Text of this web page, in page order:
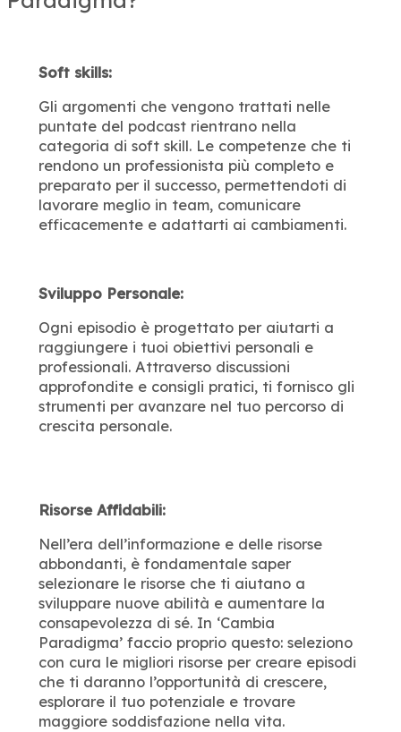
Soft skills:
Gli argomenti che vengono trattati nelle
puntate del podcast rientrano nella
categoria di soft skill. Le competenze che ti
rendono un professionista più completo e
preparato per il successo, permettendoti di
lavorare meglio in team, comunicare
efficacemente e adattarti ai cambiamenti.
Sviluppo Personale:
Ogni episodio è progettato per aiutarti a
raggiungere i tuoi obiettivi personali e
professionali. Attraverso discussioni
approfondite e consigli pratici, ti fornisco gli
strumenti per avanzare nel tuo percorso di
crescita personale.
Risorse Affidabili:
Nell’era dell’informazione e delle risorse
abbondanti, è fondamentale saper
selezionare le risorse che ti aiutano a
sviluppare nuove abilità e aumentare la
consapevolezza di sé. In ‘Cambia
Paradigma’ faccio proprio questo: seleziono
con cura le migliori risorse per creare episodi
che ti daranno l’opportunità di crescere,
esplorare il tuo potenziale e trovare
maggiore soddisfazione nella vita.